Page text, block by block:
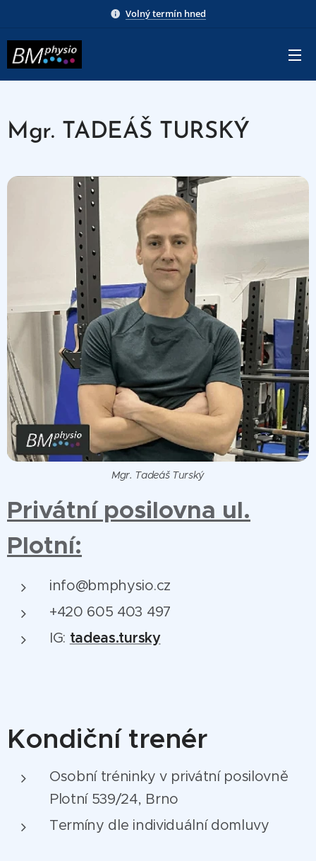
Volný termín hned
Mgr. TADEÁŠ TURSKÝ
Mgr. Tadeáš Turský
Privátní posilovna ul.
Plotní:
info@bmphysio.cz
+420 605 403 497
IG: tadeas.tursky
Kondiční trenér
Osobní tréninky v privátní posilovně
Plotní 539/24, Brno
Termíny dle individuální domluvy